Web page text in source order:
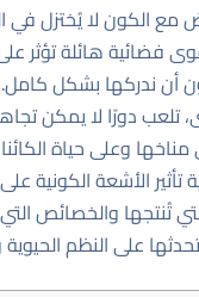
مع الكون لا يُختزل
هائلة تؤثر على
ندركها بشكل كامل.
تلعب دورًا لا يمكن
مناخها وعلى حياة
الأشعة الكونية
تُنتجها والخصائص
على النظم الحيوية